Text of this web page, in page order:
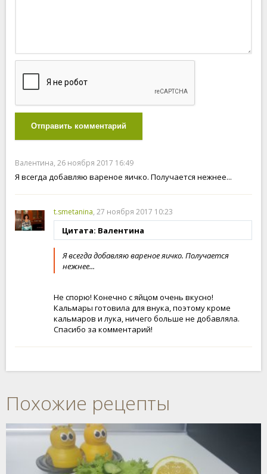
Отправить комментарий
Валентина, 26 ноября 2017 16:49
Я всегда добавляю вареное яичко. Получается нежнее...
t.smetanina, 27 ноября 2017 10:23
Цитата: Валентина
Я всегда добавляю вареное яичко. Получается
нежнее...
Не спорю! Конечно с яйцом очень вкусно!
Кальмары готовила для внука, поэтому кроме
кальмаров и лука, ничего больше не добавляла.
Спасибо за комментарий!
Похожие рецепты